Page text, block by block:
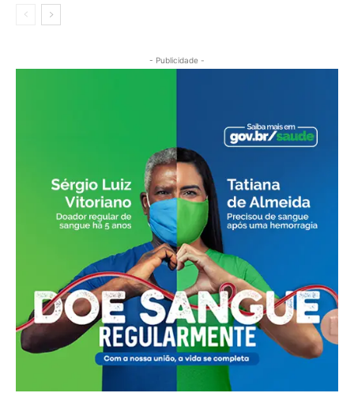
- Publicidade -